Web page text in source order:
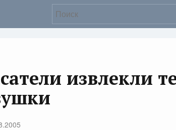
извлекли